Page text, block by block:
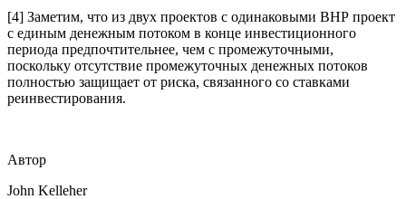
[4] Заметим, что из двух проектов с одинаковыми ВНР проект
с единым денежным потоком в конце инвестиционного
периода предпочтительнее, чем с промежуточными,
поскольку отсутствие промежуточных денежных потоков
полностью защищает от риска, связанного со ставками
реинвестирования.
Автор
John Kelleher